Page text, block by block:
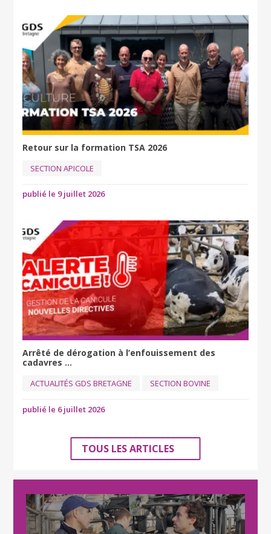
TOUS LES ARTICLES
Retour sur la formation TSA 2026
SECTION APICOLE
publié le 9 juillet 2026
Arrêté de dérogation à l’enfouissement des
cadavres ...
ACTUALITÉS GDS BRETAGNE SECTION BOVINE
publié le 6 juillet 2026